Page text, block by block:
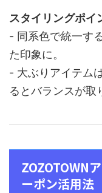
スタイリングポイ
- 同系色で統一す
た印象に。
- 大ぶりアイテム
るとバランスが取
ZOZOTOWN
ーポン活用法